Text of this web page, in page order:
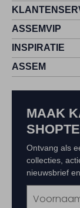
ASSEMVIP
INSPIRATIE
ASSEM
MAAK
Ontvang als
collecties,
nieuwsbrief